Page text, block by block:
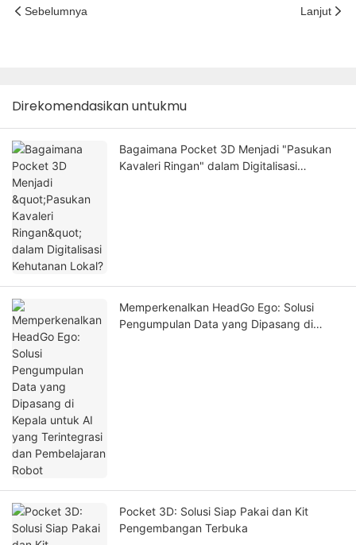
Sebelumnya Lanjut
Direkomendasikan untukmu
Bagaimana Pocket 3D Menjadi "Pasukan
Kavaleri Ringan" dalam Digitalisasi
Memperkenalkan HeadGo Ego: Solusi
Pengumpulan Data yang Dipasang di
Pocket 3D: Solusi Siap Pakai dan Kit
Pengembangan Terbuka